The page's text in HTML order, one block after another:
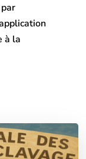
à la